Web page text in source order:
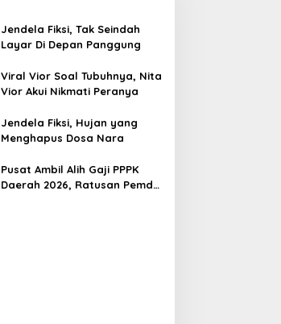
Jendela Fiksi, Tak Seindah
Layar Di Depan Panggung
Viral Vior Soal Tubuhnya, Nita
Vior Akui Nikmati Peranya
Jendela Fiksi, Hujan yang
Menghapus Dosa Nara
Pusat Ambil Alih Gaji PPPK
Daerah 2026, Ratusan Pemda